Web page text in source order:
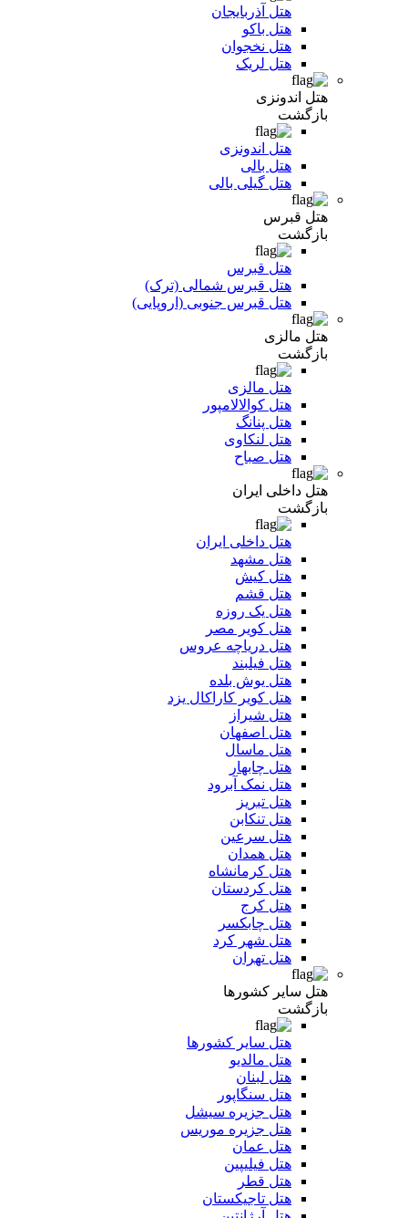
هتل آذربایجان
هتل باکو
هتل نخجوان
هتل لریک
هتل اندونزی
بازگشت
هتل اندونزی
هتل بالی
هتل گیلی بالی
هتل قبرس
بازگشت
هتل قبرس
هتل قبرس شمالی (ترک)
هتل قبرس جنوبی (اروپایی)
هتل مالزی
بازگشت
هتل مالزی
هتل کوالالامپور
هتل پنانگ
هتل لنکاوی
هتل صباح
هتل داخلی ایران
بازگشت
هتل داخلی ایران
هتل مشهد
هتل کیش
هتل قشم
هتل یک روزه
هتل کویر مصر
هتل دریاچه عروس
هتل فیلبند
هتل یوش بلده
هتل کویر کاراکال یزد
هتل شیراز
هتل اصفهان
هتل ماسال
هتل چابهار
هتل نمک آبرود
هتل تبریز
هتل تنکابن
هتل سرعین
هتل همدان
هتل کرمانشاه
هتل کردستان
هتل کرج
هتل چابکسر
هتل شهر کرد
هتل تهران
هتل سایر کشورها
بازگشت
هتل سایر کشورها
هتل مالدیو
هتل لبنان
هتل سنگاپور
هتل جزیره سیشل
هتل جزیره موریس
هتل عمان
هتل فیلیپین
هتل قطر
هتل تاجیکستان